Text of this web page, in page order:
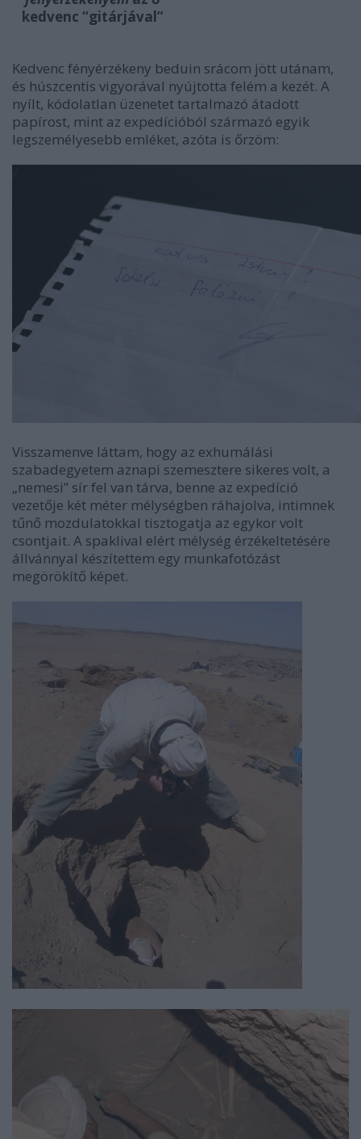
kedvenc “gitárjával”
Kedvenc fényérzékeny beduin srácom jött utánam,
és húszcentis vigyorával nyújtotta felém a kezét. A
nyílt, kódolatlan üzenetet tartalmazó átadott
papírost, mint az expedícióból származó egyik
legszemélyesebb emléket, azóta is őrzöm:
Visszamenve láttam, hogy az exhumálási
szabadegyetem aznapi szemesztere sikeres volt, a
„nemesi” sír fel van tárva, benne az expedíció
vezetője két méter mélységben ráhajolva, intimnek
tűnő mozdulatokkal tisztogatja az egykor volt
csontjait. A spaklival elért mélység érzékeltetésére
állvánnyal készítettem egy munkafotózást
megörökítő képet.